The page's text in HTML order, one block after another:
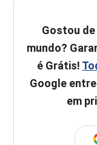
Gostou
mundo?
é Grátis!
Google
em